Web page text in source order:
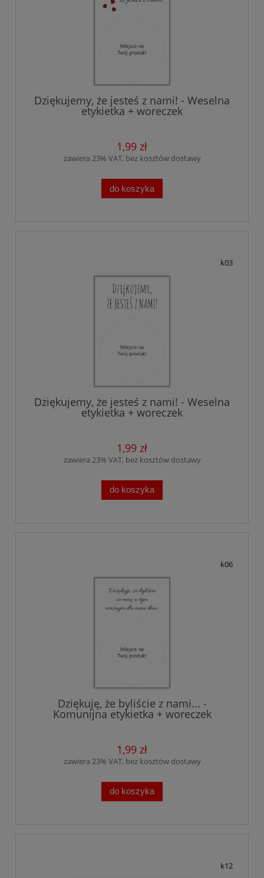
Dziękujemy, że jesteś z nami! - Weselna
etykietka + woreczek
1,99 zł
zawiera 23% VAT, bez kosztów dostawy
do koszyka
k03
Dziękujemy, że jesteś z nami! - Weselna
etykietka + woreczek
1,99 zł
zawiera 23% VAT, bez kosztów dostawy
do koszyka
k06
Dziękuję, że byliście z nami... -
Komunijna etykietka + woreczek
1,99 zł
zawiera 23% VAT, bez kosztów dostawy
do koszyka
k12